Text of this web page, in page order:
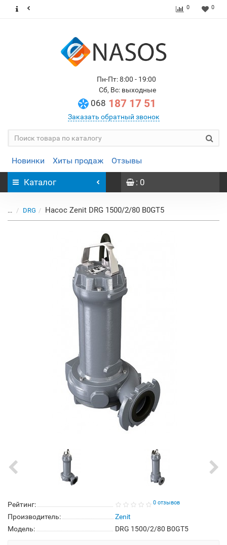
0 0
Пн-Пт: 8:00 - 19:00
Сб, Вс: выходные
068 187 17 51
Заказать обратный звонок
Новинки Хиты продаж Отзывы
Каталог : 0
... DRG Насос Zenit DRG 1500/2/80 B0GT5
Рейтинг: 0 отзывов
Производитель:
Zenit
Модель:
DRG 1500/2/80 B0GT5